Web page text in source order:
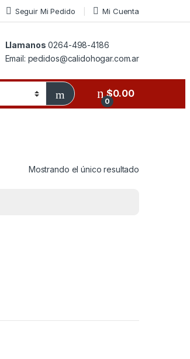
Seguir Mi Pedido Mi Cuenta
Llamanos 0264-498-4186
Email: pedidos@calidohogar.com.ar
0
$0.00
Mostrando el único resultado